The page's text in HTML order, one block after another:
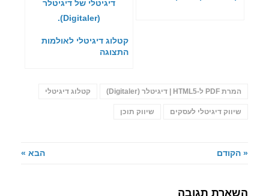
קטלוג דיגיטלי לאולמות
התצוגה
המרת PDF ל-HTML5 | דיגיטלר (Digitaler) קטלוג דיגיטלי
שיווק דיגיטלי לעסקים שיווק תוכן
« הקודם הבא »
השארת תגובה